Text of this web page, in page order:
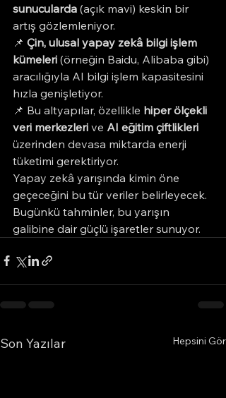
sunucularda (açık mavi) keskin bir
artış gözlemleniyor.
📌 Çin, ulusal yapay zekâ bilgi işlem
kümeleri (örneğin Baidu, Alibaba gibi)
aracılığıyla AI bilgi işlem kapasitesini
hızla genişletiyor.
📌 Bu altyapılar, özellikle hiper ölçekli
veri merkezleri ve AI eğitim çiftlikleri
üzerinden devasa miktarda enerji
tüketimi gerektiriyor.
Yapay zekâ yarışında kimin öne
geçeceğini bu tür veriler belirleyecek.
Bugünkü tahminler, bu yarışın
galibine dair güçlü işaretler sunuyor.
Son Yazılar Hepsini Gör